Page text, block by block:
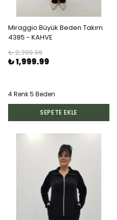
Miraggio Büyük Beden Takım
4385 - KAHVE
₺ 2,399.99
₺ 1,999.99
4 Renk 5 Beden
SEPETE EKLE